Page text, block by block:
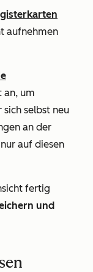
aufnehmen
an, um
selbst neu
an der
auf diesen
fertig
und